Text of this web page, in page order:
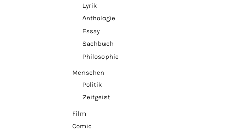
Lyrik
Anthologie
Essay
Sachbuch
Philosophie
Menschen
Politik
Zeitgeist
Film
Comic